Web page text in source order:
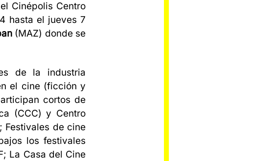
Cinépolis Centro
hasta el jueves 7
(MAZ) donde se
de la industria
el cine (ficción y
cortos de
(CCC) y Centro
Festivales de cine
los festivales
La Casa del Cine